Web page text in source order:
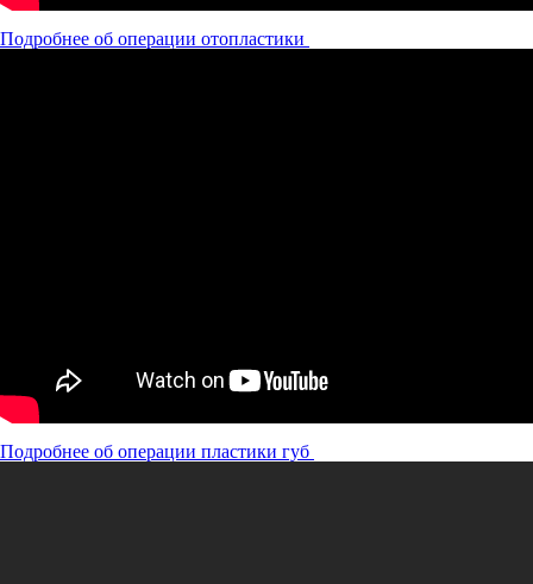
Подробнее об операции отопластики
Подробнее об операции пластики губ